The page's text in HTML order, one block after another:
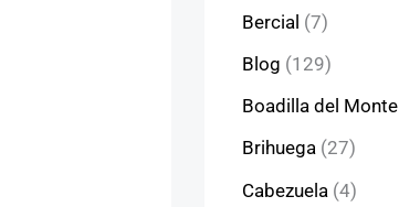
Bercial (7)
Blog (129)
Boadilla del Monte
Brihuega (27)
Cabezuela (4)